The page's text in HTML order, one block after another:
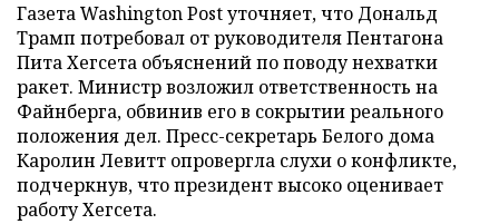
Газета Washington Post уточняет, что Дональд
Трамп потребовал от руководителя Пентагона
Пита Хегсета объяснений по поводу нехватки
ракет. Министр возложил ответственность на
Файнберга, обвинив его в сокрытии реального
положения дел. Пресс-секретарь Белого дома
Каролин Левитт опровергла слухи о конфликте,
подчеркнув, что президент высоко оценивает
работу Хегсета.